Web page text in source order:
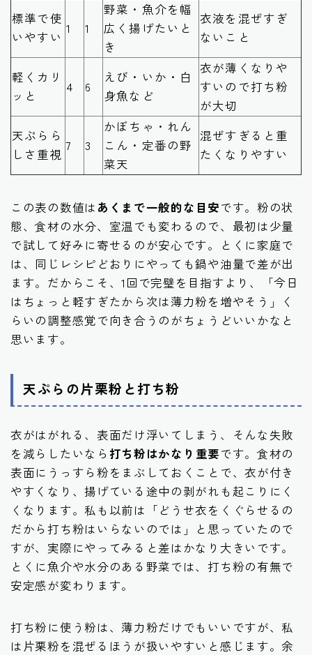
標準で使
いやすい
1 1
野菜・魚介を幅
広く揚げたいと
き
衣液を混ぜすぎ
ないこと
軽くカリ
ッと
4 6
えび・いか・白
身魚など
衣が薄くなりや
すいので打ち粉
が大切
天ぷらら
しさ重視
7 3
かぼちゃ・れん
こん・定番の野
菜天
混ぜすぎると重
たくなりやすい
この表の数値は あくまで一般的な目安です。粉の状
態、食材の水分、室温でも変わるので、最初は少量
で試して好みに寄せるのが安心です。とくに家庭で
は、同じレシピどおりにやっても鍋や油量で差が出
ます。だからこそ、1回で完璧を目指すより、「今日
はちょっと軽すぎたから次は薄力粉を増やそう」く
らいの調整感覚で向き合うのがちょうどいいかなと
思います。
天ぷらの片栗粉と打ち粉
衣がはがれる、表面だけ浮いてしまう、そんな失敗
を減らしたいなら 打ち粉はかなり重要です。食材の
表面にうっすら粉をまぶしておくことで、衣が付き
やすくなり、揚げている途中の剥がれも起こりにく
くなります。私も以前は「どうせ衣をくぐらせるの
だから打ち粉はいらないのでは」と思っていたので
すが、実際にやってみると差はかなり大きいです。
とくに魚介や水分のある野菜では、打ち粉の有無で
安定感が変わります。
打ち粉に使う粉は、薄力粉だけでもいいですが、私
は片栗粉を混ぜるほうが扱いやすいと感じます。余